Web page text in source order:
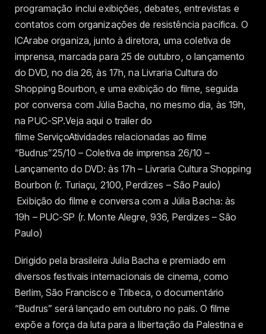
programação inclui exibições, debates, entrevistas e
contatos com organizações de resistência pacífica. O
ICArabe organiza, junto à diretora, uma coletiva de
imprensa, marcada para 25 de outubro, o lançamento
do DVD, no dia 26, às 17h, na Livraria Cultura do
Shopping Bourbon, e uma exibição do filme, seguida
por conversa com Júlia Bacha, no mesmo dia, às 19h,
na PUC-SP.Veja aqui o trailer do
filme ServiçoAtividades relacionadas ao filme
“Budrus”25/10 – Coletiva de imprensa 26/10 –
Lançamento do DVD: às 17h – Livraria Cultura Shopping
Bourbon (r. Turiaçu, 2100, Perdizes – São Paulo)
Exibição do filme e conversa com a Júlia Bacha: às
19h – PUC-SP (r. Monte Alegre, 936, Perdizes – São
Paulo)
Dirigido pela brasileira Julia Bacha e premiado em
diversos festivais internacionais de cinema, como
Berlim, São Francisco e Tribeca, o documentário
“Budrus” será lançado em outubro no país. O filme
expõe a força da luta para a libertação da Palestina e